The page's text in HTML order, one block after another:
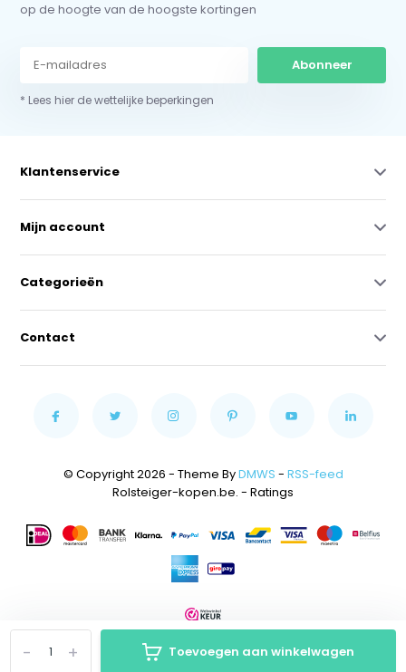
+
- Toevoegen aan winkelwagen
op de hoogte van de hoogste kortingen
Abonneer
* Lees hier de wettelijke beperkingen
Klantenservice
Mijn account
Categorieën
Contact
© Copyright 2026 - Theme ByDMWS - RSS-feed
Rolsteiger-kopen.be. - Ratings